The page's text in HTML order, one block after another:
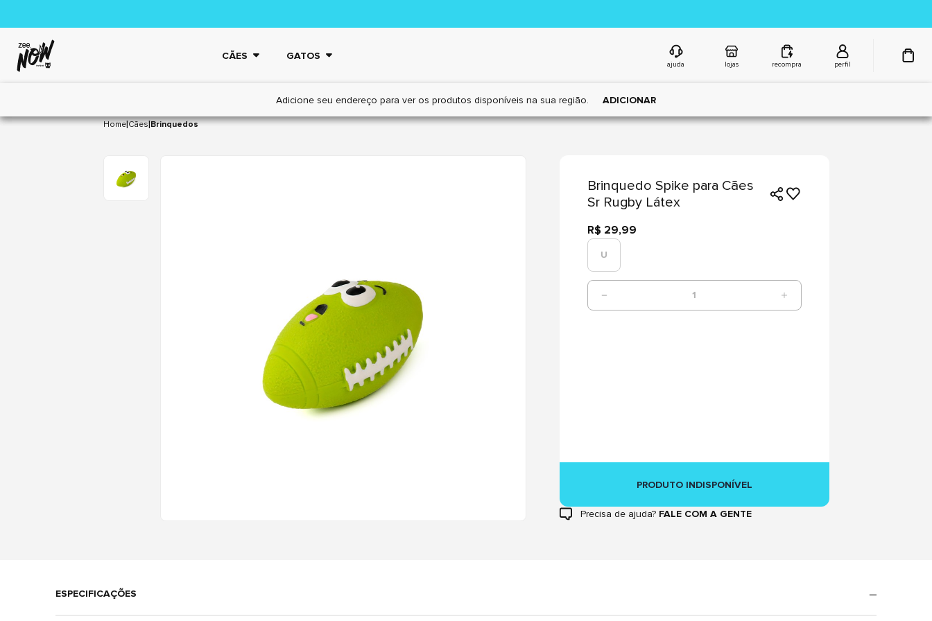
CÃES GATOS
ajuda lojas recompra perfil
Adicione seu endereço para ver os produtos disponíveis na sua região. ADICIONAR
Home|Cães|Brinquedos
Brinquedo Spike para Cães
Sr Rugby Látex
R$ 29,99
U
1
PRODUTO INDISPONÍVEL
Precisa de ajuda? FALE COM A GENTE
ESPECIFICAÇÕES